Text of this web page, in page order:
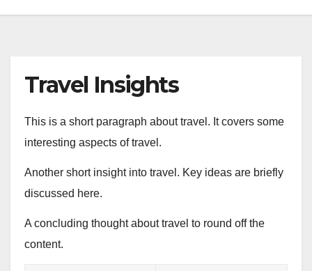
Travel Insights
This is a short paragraph about travel. It covers some
interesting aspects of travel.
Another short insight into travel. Key ideas are briefly
discussed here.
A concluding thought about travel to round off the
content.